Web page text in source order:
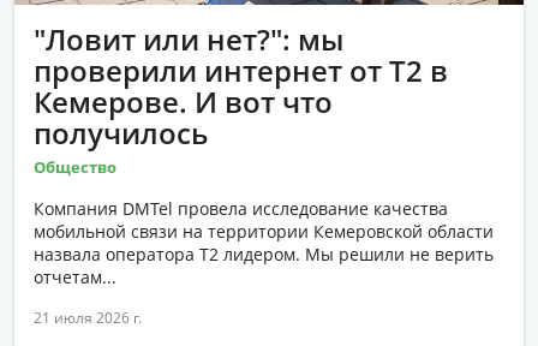
"Ловит или нет?": мы
проверили интернет от Т2 в
Кемерове. И вот что
получилось
Общество
Компания DMTel провела исследование качества
мобильной связи на территории Кемеровской области
назвала оператора Т2 лидером. Мы решили не верить
отчетам...
21 июля 2026 г.